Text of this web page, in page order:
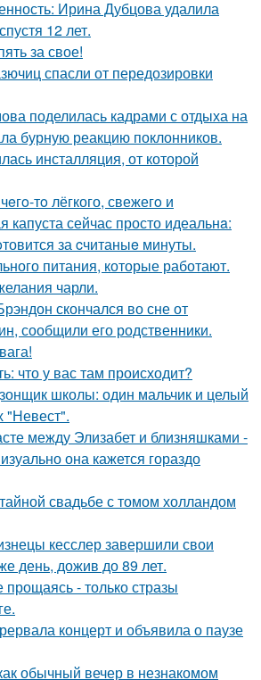
Ирина Дубцова удалила
12 лет.
за свое!
спасли от передозировки
поделилась кадрами с отдыха на
бурную реакцию поклонников.
инсталляция, от которой
тo лёгкого, свежегo и
капуста сейчас просто идеальнa:
за cчитаныe минуты.
питания, которые работают.
чарли.
скончался во сне от
сообщили его родственники.
что у вас там происходит?
школы: один мальчик и целый
"Невест".
между Элизабет и близняшками -
она кажется гораздо
свадьбе с томом холландом
кесслер завершили свои
день, дожив до 89 лет.
- только стразы
концерт и объявила о паузе
обычный вечер в незнакомом